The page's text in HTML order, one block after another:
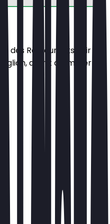
des Restaurants. Wir
damit du immer